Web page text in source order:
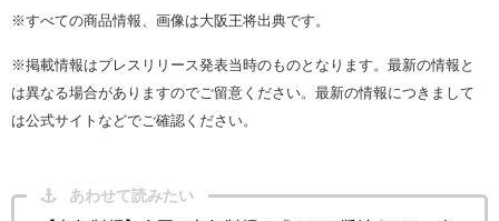
※すべての商品情報、画像は大阪王将出典です。
※掲載情報はプレスリリース発表当時のものとなります。最新の情報と
は異なる場合がありますのでご留意ください。最新の情報につきまして
は公式サイトなどでご確認ください。
あわせて読みたい